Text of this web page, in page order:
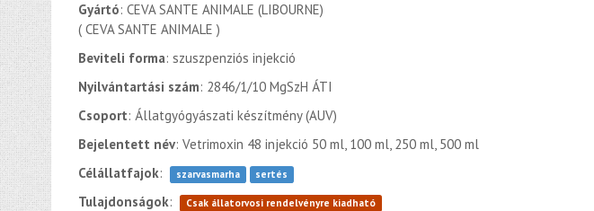
Gyártó: CEVA SANTE ANIMALE (LIBOURNE)
( CEVA SANTE ANIMALE )
Beviteli forma: szuszpenziós injekció
Nyilvántartási szám: 2846/1/10 MgSzH ÁTI
Csoport: Állatgyógyászati készítmény (AUV)
Bejelentett név: Vetrimoxin 48 injekció 50 ml, 100 ml, 250 ml, 500 ml
Célállatfajok: szarvasmarha sertés
Tulajdonságok: Csak állatorvosi rendelvényre kiadható